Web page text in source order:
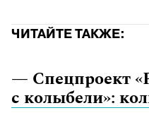
ЧИТАЙТЕ ТАКЖЕ:
— Спецпроект
с колыбели»: